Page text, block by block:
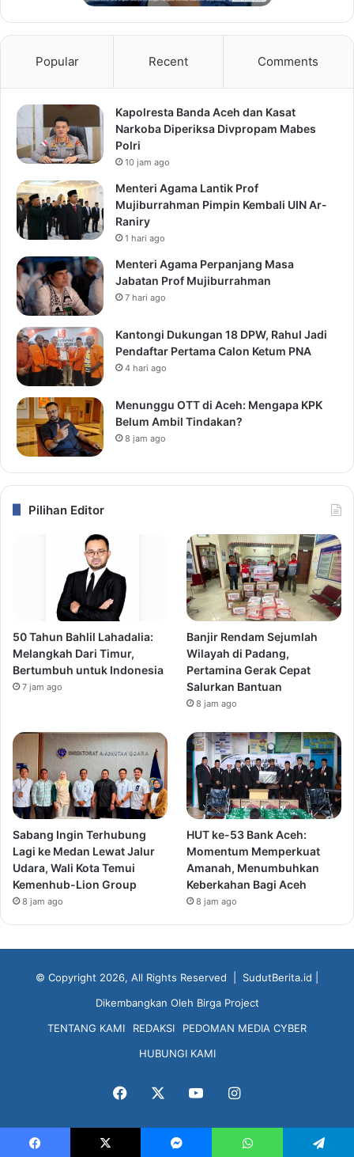
Popular Recent Comments
Kapolresta Banda Aceh dan Kasat
Narkoba Diperiksa Divpropam Mabes
Polri
10 jam ago
Menteri Agama Lantik Prof
Mujiburrahman Pimpin Kembali UIN Ar-
Raniry
1 hari ago
Menteri Agama Perpanjang Masa
Jabatan Prof Mujiburrahman
7 hari ago
Kantongi Dukungan 18 DPW, Rahul Jadi
Pendaftar Pertama Calon Ketum PNA
4 hari ago
Menunggu OTT di Aceh: Mengapa KPK
Belum Ambil Tindakan?
8 jam ago
Pilihan Editor
50 Tahun Bahlil Lahadalia:
Melangkah Dari Timur,
Bertumbuh untuk Indonesia
7 jam ago
Banjir Rendam Sejumlah
Wilayah di Padang,
Pertamina Gerak Cepat
Salurkan Bantuan
8 jam ago
Sabang Ingin Terhubung
Lagi ke Medan Lewat Jalur
Udara, Wali Kota Temui
Kemenhub-Lion Group
8 jam ago
HUT ke-53 Bank Aceh:
Momentum Memperkuat
Amanah, Menumbuhkan
Keberkahan Bagi Aceh
8 jam ago
© Copyright 2026, All Rights Reserved | SudutBerita.id
Dikembangkan Oleh Birga Project
TENTANG KAMI
REDAKSI
PEDOMAN MEDIA CYBER
HUBUNGI KAMI
Facebook YouTubeInstagram